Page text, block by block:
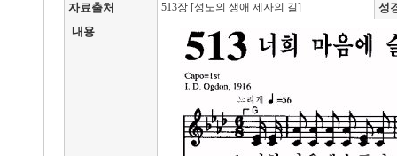
자료출처 513장 [성도의 생애 제자의 길]
성
내용